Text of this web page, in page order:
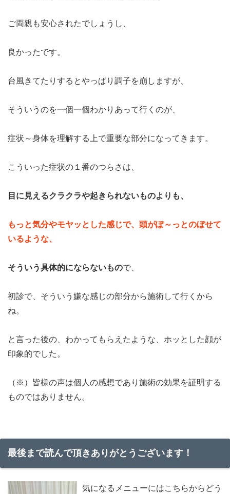
ご両親も安心されたでしょうし、
良かったです。
台風きてたりするとやっぱり調子を崩しますが、
そういうのを一個一個わかりあって行くのが、
症状～身体を理解する上で重要な部分になってきます。
こういった症状の１番のつらさは、
目に見えるクラクラや起きられないものよりも、
もっと気分やモヤッとした感じで、頭がぽ～っとのぼせて
いるような、
そういう具体的にならないもので、
初診で、そういう嫌な感じの部分から施術して行くから
ね。
と言った後の、わかってもらえたような、ホッとした顔が
印象的でした。
（※）皆様の声は個人の感想であり施術の効果を証明する
ものではありません。
最後まで読んで頂きありがとうございます！
気になるメニューにはこちらからどう